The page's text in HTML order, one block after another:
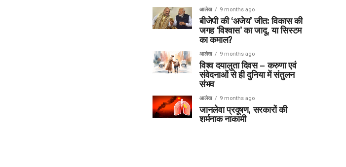
आलेख 9 months ago
बीजेपी की ‘अजेय’ जीत: विकास की
जगह ‘विश्वास’ का जादू, या सिस्टम
का कमाल?
आलेख 9 months ago
विश्व दयालुता दिवस – करुणा एवं
संवेदनाओं से ही दुनिया में संतुलन
संभव
आलेख 9 months ago
जानलेवा प्रदूषण, सरकारों की
शर्मनाक नाकामी